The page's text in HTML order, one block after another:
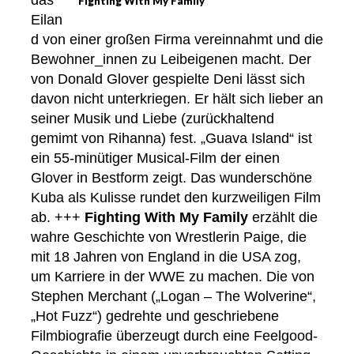
Eilan
d von einer großen Firma vereinnahmt und die
Bewohner_innen zu Leibeigenen macht. Der
von Donald Glover gespielte Deni lässt sich
davon nicht unterkriegen. Er hält sich lieber an
seiner Musik und Liebe (zurückhaltend
gemimt von Rihanna) fest. „Guava Island“ ist
ein 55-minütiger Musical-Film der einen
Glover in Bestform zeigt. Das wunderschöne
Kuba als Kulisse rundet den kurzweiligen Film
ab. +++ Fighting With My Family erzählt die
wahre Geschichte von Wrestlerin Paige, die
mit 18 Jahren von England in die USA zog,
um Karriere in der WWE zu machen. Die von
Stephen Merchant („Logan – The Wolverine“,
„Hot Fuzz“) gedrehte und geschriebene
Filmbiografie überzeugt durch eine Feelgood-